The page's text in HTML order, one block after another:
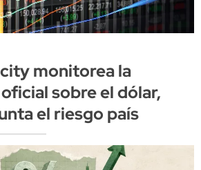
monitorea la
sobre el dólar,
el riesgo país